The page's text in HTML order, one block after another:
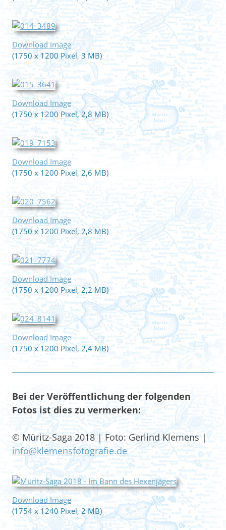
Download Image
(1750 x 1200 Pixel, 3 MB)
Download Image
(1750 x 1200 Pixel, 2,8 MB)
Download Image
(1750 x 1200 Pixel, 2,6 MB)
Download Image
(1750 x 1200 Pixel, 2,8 MB)
Download Image
(1750 x 1200 Pixel, 2,2 MB)
Download Image
(1750 x 1200 Pixel, 2,4 MB)
Bei der Veröffentlichung der folgenden
Fotos ist dies zu vermerken:
© Müritz-Saga 2018 | Foto: Gerlind Klemens |
info@klemensfotografie.de
Download Image
(1754 x 1240 Pixel, 2 MB)